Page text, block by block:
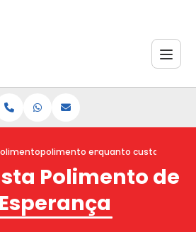
polimento em carro riscado
quanto custa
Polimento de